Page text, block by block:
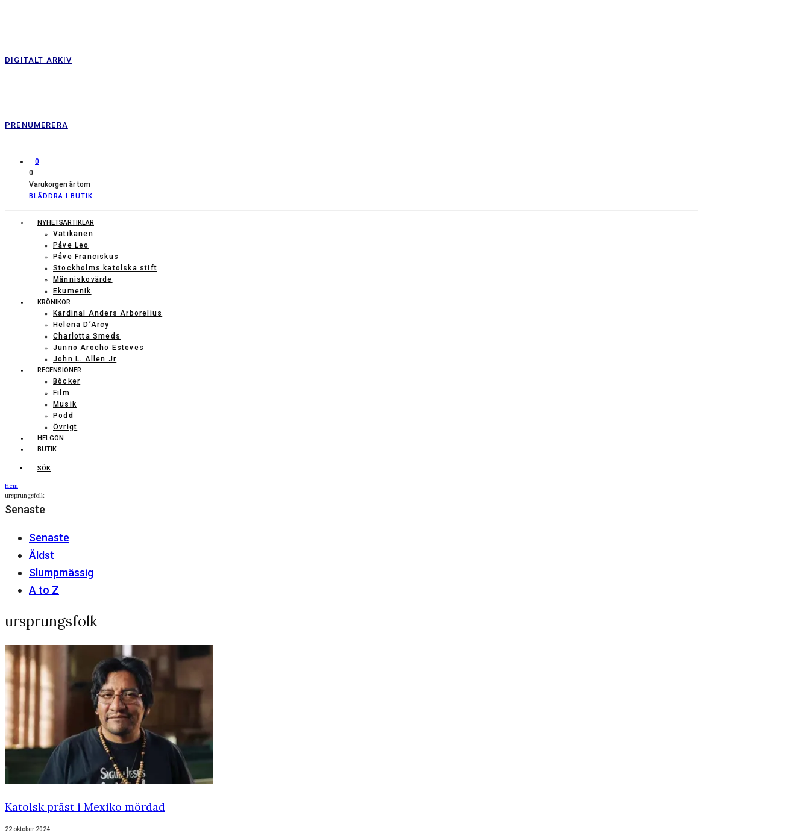
DIGITALT ARKIV
PRENUMERERA
0
0
Varukorgen är tom
BLÄDDRA I BUTIK
NYHETSARTIKLAR
Vatikanen
Påve Leo
Påve Franciskus
Stockholms katolska stift
Människovärde
Ekumenik
KRÖNIKOR
Kardinal Anders Arborelius
Helena D’Arcy
Charlotta Smeds
Junno Arocho Esteves
John L. Allen Jr
RECENSIONER
Böcker
Film
Musik
Podd
Övrigt
HELGON
BUTIK
SÖK
Hem
ursprungsfolk
Senaste
Senaste
Äldst
Slumpmässig
A to Z
ursprungsfolk
Katolsk präst i Mexiko mördad
22 oktober 2024